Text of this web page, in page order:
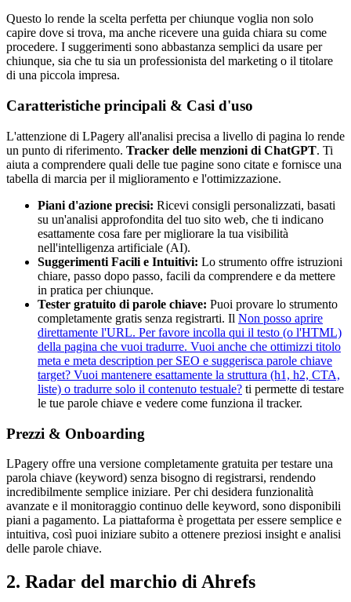
Questo lo rende la scelta perfetta per chiunque voglia non solo
capire dove si trova, ma anche ricevere una guida chiara su come
procedere. I suggerimenti sono abbastanza semplici da usare per
chiunque, sia che tu sia un professionista del marketing o il titolare
di una piccola impresa.
Caratteristiche principali & Casi d'uso
L'attenzione di LPagery all'analisi precisa a livello di pagina lo rende
un punto di riferimento. Tracker delle menzioni di ChatGPT. Ti
aiuta a comprendere quali delle tue pagine sono citate e fornisce una
tabella di marcia per il miglioramento e l'ottimizzazione.
Piani d'azione precisi: Ricevi consigli personalizzati, basati
su un'analisi approfondita del tuo sito web, che ti indicano
esattamente cosa fare per migliorare la tua visibilità
nell'intelligenza artificiale (AI).
Suggerimenti Facili e Intuitivi: Lo strumento offre istruzioni
chiare, passo dopo passo, facili da comprendere e da mettere
in pratica per chiunque.
Tester gratuito di parole chiave: Puoi provare lo strumento
completamente gratis senza registrarti. Il Non posso aprire
direttamente l'URL. Per favore incolla qui il testo (o l'HTML)
della pagina che vuoi tradurre. Vuoi anche che ottimizzi titolo
meta e meta description per SEO e suggerisca parole chiave
target? Vuoi mantenere esattamente la struttura (h1, h2, CTA,
liste) o tradurre solo il contenuto testuale? ti permette di testare
le tue parole chiave e vedere come funziona il tracker.
Prezzi & Onboarding
LPagery offre una versione completamente gratuita per testare una
parola chiave (keyword) senza bisogno di registrarsi, rendendo
incredibilmente semplice iniziare. Per chi desidera funzionalità
avanzate e il monitoraggio continuo delle keyword, sono disponibili
piani a pagamento. La piattaforma è progettata per essere semplice e
intuitiva, così puoi iniziare subito a ottenere preziosi insight e analisi
delle parole chiave.
2. Radar del marchio di Ahrefs